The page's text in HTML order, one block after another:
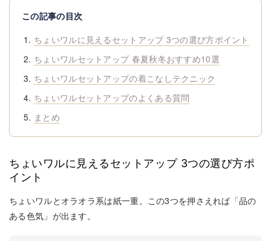
この記事の目次
ちょいワルに見えるセットアップ 3つの選び方ポイント
ちょいワルセットアップ 春夏秋冬おすすめ10選
ちょいワルセットアップの着こなしテクニック
ちょいワルセットアップのよくある質問
まとめ
ちょいワルに見えるセットアップ 3つの選び方ポ
イント
ちょいワルとオラオラ系は紙一重。この3つを押さえれば「品の
ある色気」が出ます。